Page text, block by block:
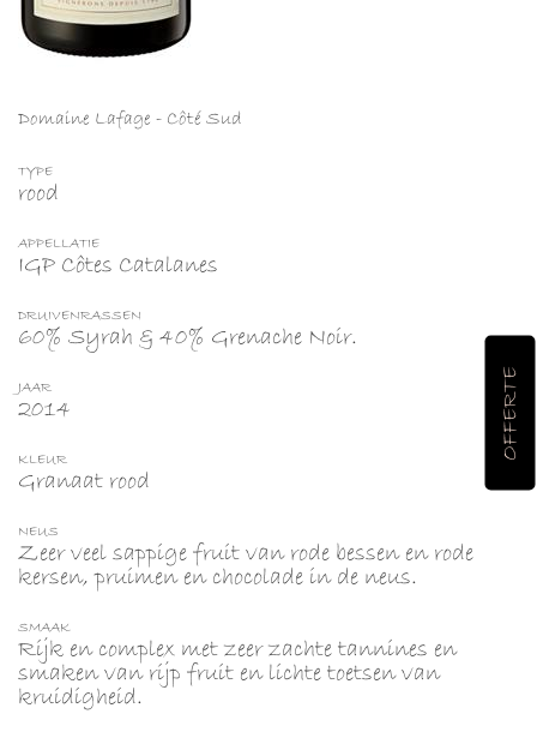
OFFERTE
Domaine Lafage - Côté Sud
TYPE
rood
APPELLATIE
IGP Côtes Catalanes
DRUIVENRASSEN
60% Syrah & 40% Grenache Noir.
JAAR
2014
KLEUR
Granaat rood
NEUS
Zeer veel sappige fruit van rode bessen en rode
kersen, pruimen en chocolade in de neus.
SMAAK
Rijk en complex met zeer zachte tannines en
smaken van rijp fruit en lichte toetsen van
kruidigheid.